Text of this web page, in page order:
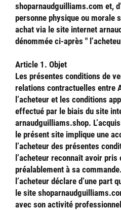
shoparnaudguilliams.com et,
personne physique ou morale
achat via le site internet
dénommée ci-après "
Article 1. Objet
Les présentes conditions de
relations contractuelles entre
l’acheteur et les conditions
effectué par le biais du site
arnaudguilliams.shop.
le présent site implique une
l’acheteur des présentes
l’acheteur reconnaît avoir pris
préalablement à sa
l’acheteur déclare d’une part
le site
avec son activité